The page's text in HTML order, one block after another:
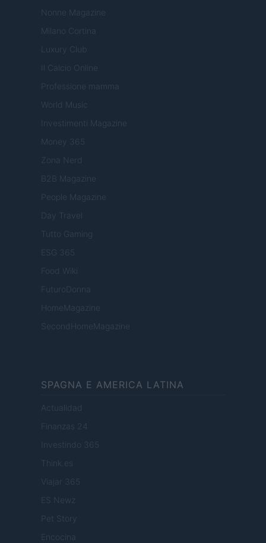
Nonne Magazine
Milano Cortina
Luxury Club
Il Calcio Online
Professione mamma
World Music
Investimenti Magazine
Money 365
Zona Nerd
B2B Magazine
People Magazine
Day Travel
Tutto Gaming
ESG 365
Food Wiki
FuturoDonna
HomeMagazine
SecondHomeMagazine
SPAGNA E AMERICA LATINA
Actualidad
Finanzas 24
Investindo 365
Think.es
Viajar 365
ES Newz
Pet Story
Encocina